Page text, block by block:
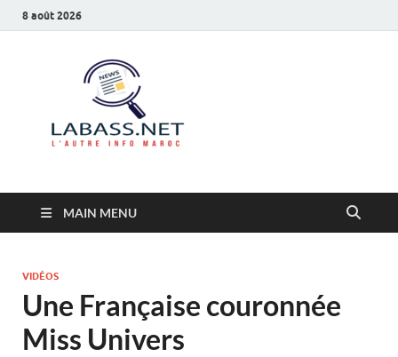
8 août 2026
MAIN MENU
VIDÉOS
Une Française couronnée
Miss Univers